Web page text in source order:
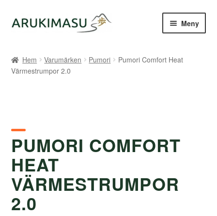
Hoppa
till
Hoppa
till
Meny
Kontakt
Varumärken
Väljare
Hem Varumärken Pumori
Pumori Comfort Heat
Värmestrumpor 2.0
PUMORI COMFORT
HEAT
VÄRMESTRUMPOR
2.0